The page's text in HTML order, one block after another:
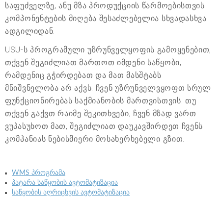
საფუძველზე, ანუ მზა პროდუქციის წარმოებისთვის
კომპონენტების მიღება შესაძლებელია სხვადასხვა
ადგილიდან.
USU-ს პროგრამული უზრუნველყოფის გამოყენებით,
თქვენ შეგიძლიათ მართოთ იმდენი საწყობი,
რამდენიც გჭირდებათ და მათ მასშტაბს
მნიშვნელობა არ აქვს. ჩვენ უზრუნველვყოფთ სრულ
ფუნქციონირებას საქმიანობის მართვისთვის. თუ
თქვენ გაქვთ რაიმე შეკითხვები, ჩვენ მზად ვართ
ვუპასუხოთ მათ, შეგიძლიათ დაუკავშირდეთ ჩვენს
კომპანიას ნებისმიერი მოსახერხებელი გზით.
WMS პროგრამა
პატარა საწყობის ავტომატიზაცია
საწყობის აღრიცხვის ავტომატიზაცია